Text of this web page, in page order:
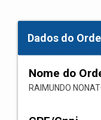
Dados do
Nome do
RAIMUNDO